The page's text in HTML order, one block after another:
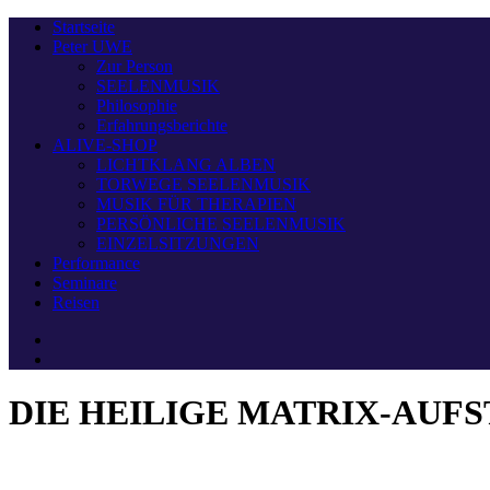
Startseite
Peter UWE
Zur Person
SEELENMUSIK
Philosophie
Erfahrungsberichte
ALIVE-SHOP
LICHTKLANG ALBEN
TORWEGE SEELENMUSIK
MUSIK FÜR THERAPIEN
PERSÖNLICHE SEELENMUSIK
EINZELSITZUNGEN
Performance
Seminare
Reisen
DIE HEILIGE MATRIX-